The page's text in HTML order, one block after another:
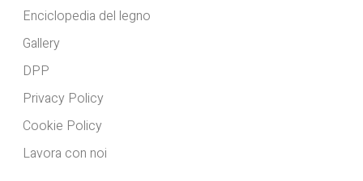
Enciclopedia del legno
Gallery
DPP
Privacy Policy
Cookie Policy
Lavora con noi